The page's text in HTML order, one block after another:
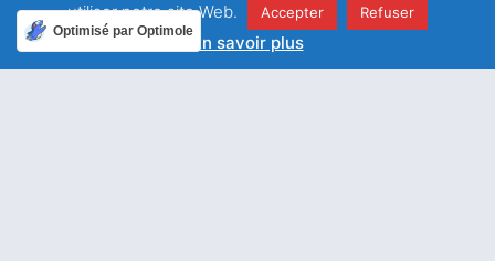
ARTICLE PRÉCÉDENT
Revenez à moi !
ARTICLE SUIVANT
Se rapprocher du Seigneur
utiliser notre site Web.
Accepter Refuser
En savoir plus
Optimisé par Optimole